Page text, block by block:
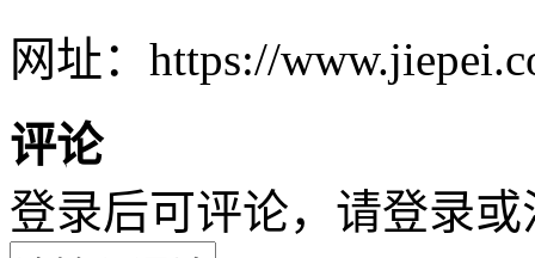
网址：https://
评论
登录后可评论，请登录或